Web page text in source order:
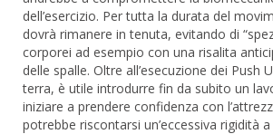
dell’esercizio. Per tutta la durata del
dovrà rimanere in tenuta, evitando di
corporei ad esempio con una risalita
delle spalle. Oltre all’esecuzione dei Push
terra, è utile introdurre fin da subito un
iniziare a prendere confidenza con
potrebbe riscontarsi un’eccessiva rigidità